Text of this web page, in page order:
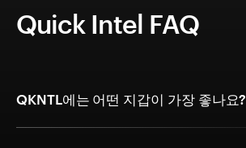
Quick Intel FAQ
QKNTL에는 어떤 지갑이 가장 좋나요?